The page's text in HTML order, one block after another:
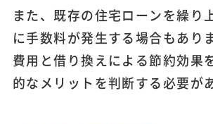
また、既存の住宅ローンを繰り
に手数料が発生する場合もあり
費用と借り換えによる節約効果
的なメリットを判断する必要が